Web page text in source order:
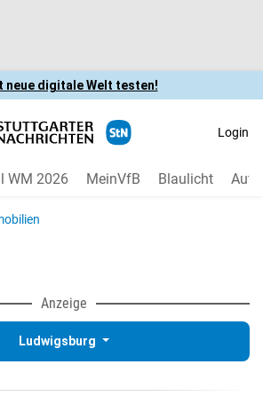
neue digitale Welt testen!
Login
WM 2026 MeinVfB Blaulicht Auto
Anzeige
Ludwigsburg